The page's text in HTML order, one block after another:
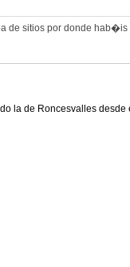
de sitios por donde hab�is
la de Roncesvalles